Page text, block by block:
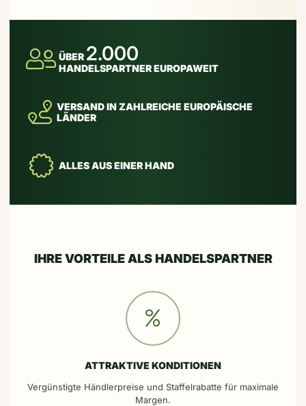
ÜBER 2.000
HANDELSPARTNER EUROPAWEIT
VERSAND IN ZAHLREICHE EUROPÄISCHE
LÄNDER
ALLES AUS EINER HAND
IHRE VORTEILE ALS HANDELSPARTNER
ATTRAKTIVE KONDITIONEN
Vergünstigte Händlerpreise und Staffelrabatte für maximale
Margen.